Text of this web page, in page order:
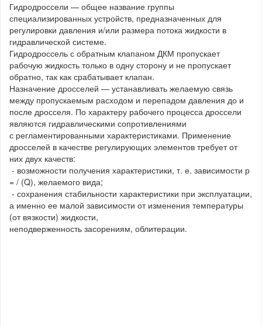
Гидродроссели — общее название группы
специализированных устройств, предназначенных для
регулировки давления и/или размера потока жидкости в
гидравлической системе.
Гидродроссель с обратным клапаном ДКМ пропускает
рабочую жидкость только в одну сторону и не пропускает
обратно, так как срабатывает клапан.
Назначение дросселей — устанавливать желаемую связь
между пропускаемым расходом и перепадом давления до и
после дросселя. По характеру рабочего процесса дроссели
являются гидравлическими сопротивлениями
с регламентированными характеристиками. Применение
дросселей в качестве регулирующих элементов требует от
них двух качеств:
- возможности получения характеристики, т. е. зависимости р
= / (Q), желаемого вида;
- сохранения стабильности характеристики при эксплуатации,
а именно ее малой зависимости от изменения температуры
(от вязкости) жидкости,
неподверженность засорениям, облитерации.